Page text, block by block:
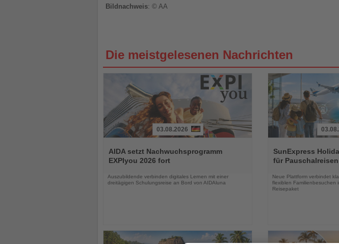
Bildnachweis: © AA
Die meistgelesenen Nachrichten
Sie
die
Nachrichten
03.08.2026
AIDA setzt Nachwuchsprogramm
EXPIyou 2026 fort
Auszubildende verbinden digitales Lernen mit einer
dreitägigen Schulungsreise an Bord von AIDAluna
Sie
die
SunExpress
für Pauschalreisen
Neue Plattform verbindet
flexiblen Familienbesuchen
Reisepaket